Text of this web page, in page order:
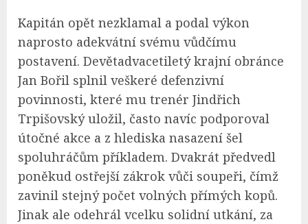
Kapitán opět nezklamal a podal výkon
naprosto adekvátní svému vůdčímu
postavení. Devětadvacetiletý krajní obránce
Jan Bořil splnil veškeré defenzivní
povinnosti, které mu trenér Jindřich
Trpišovský uložil, často navíc podporoval
útočné akce a z hlediska nasazení šel
spoluhráčům příkladem. Dvakrát předvedl
poněkud ostřejší zákrok vůči soupeři, čímž
zavinil stejný počet volných přímých kopů.
Jinak ale odehrál vcelku solidní utkání, za